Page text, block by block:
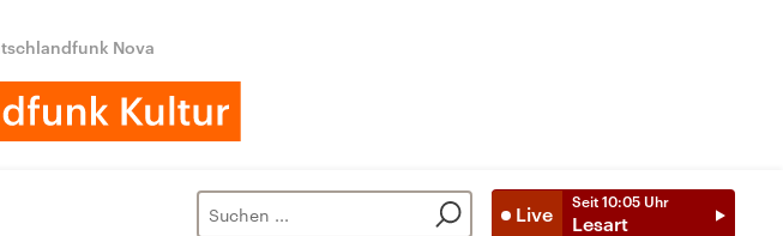
Nova
Live
Seit 10:05 Uhr
Lesart